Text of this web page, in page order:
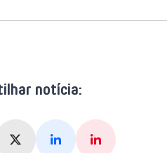
notícia:
X (Twitter)FacebookPinterest